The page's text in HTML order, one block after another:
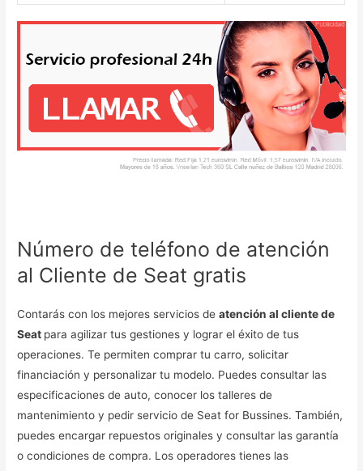
Número de teléfono de atención
al Cliente de Seat gratis
Contarás con los mejores servicios deatención al cliente de
Seat para agilizar tus gestiones y lograr el éxito de tus
operaciones. Te permiten comprar tu carro, solicitar
financiación y personalizar tu modelo. Puedes consultar las
especificaciones de auto, conocer los talleres de
mantenimiento y pedir servicio de Seat for Bussines. También,
puedes encargar repuestos originales y consultar las garantía
o condiciones de compra. Los operadores tienes las